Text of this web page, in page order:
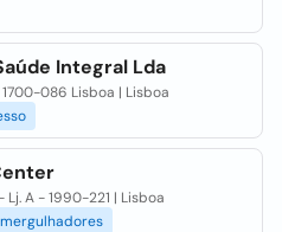
Integral Lda
086 Lisboa | Lisboa
A - 1990-221 | Lisboa
mergulhadores